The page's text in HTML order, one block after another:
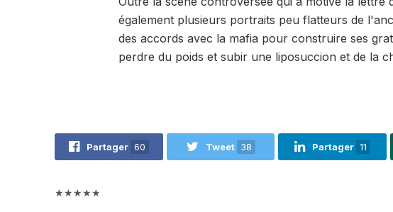
également plusieurs portraits peu flatteurs de
des accords avec la mafia pour construire ses
perdre du poids et subir une liposuccion et de la
Partager 60 Tweet 38 Partager 11
★★★★★